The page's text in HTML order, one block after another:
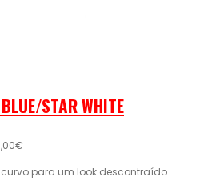
STAR WHITE
para um look descontraído